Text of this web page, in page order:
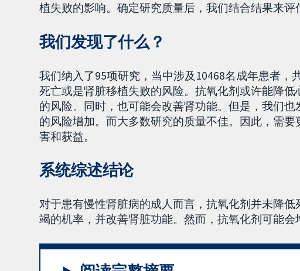
植失败的影响。确定研究质量后，我们结合结果来评
我们发现了什么？
我们纳入了95项研究，当中涉及10468名成年患者
死亡或是肾脏移植失败的风险。抗氧化剂或许能降低
的风险。同时，也可能会改善肾功能。但是，我们
的风险增加。而大多数研究的质量不佳。因此，需
害和获益。
系统综述结论
对于患有慢性肾脏病的成人而言，抗氧化剂并未降
竭的机率，并改善肾脏功能。然而，抗氧化剂可能会